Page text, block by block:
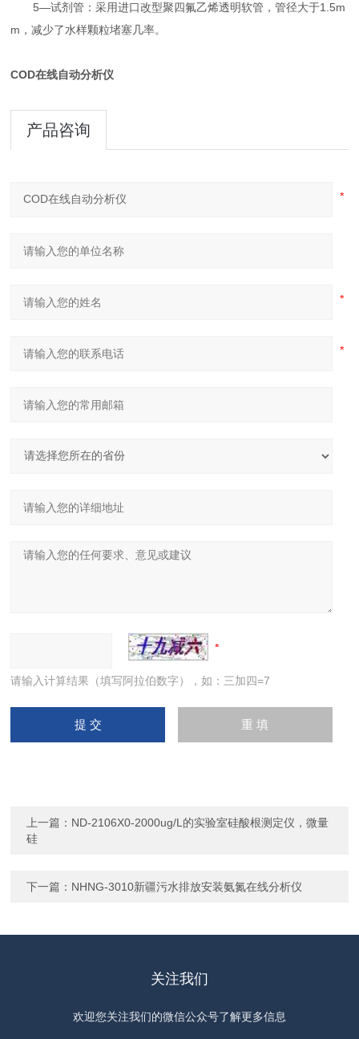
5—试剂管：采用进口改型聚四氟乙烯透明软管，管径大于1.5m
m，减少了水样颗粒堵塞几率。
COD在线自动分析仪
产品咨询
请输入计算结果（填写阿拉伯数字），如：三加四=7
上一篇： ND-2106X0-2000ug/L的实验室硅酸根测定仪，微量
硅
下一篇： NHNG-3010新疆污水排放安装氨氮在线分析仪
关注我们
欢迎您关注我们的微信公众号了解更多信息